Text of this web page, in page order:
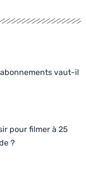
vaut-il
pour filmer à 25
?